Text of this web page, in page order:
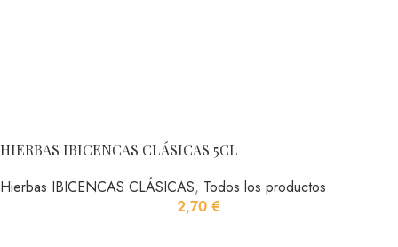
HIERBAS IBICENCAS CLÁSICAS 5CL
Hierbas IBICENCAS CLÁSICAS, Todos los productos
2,70€